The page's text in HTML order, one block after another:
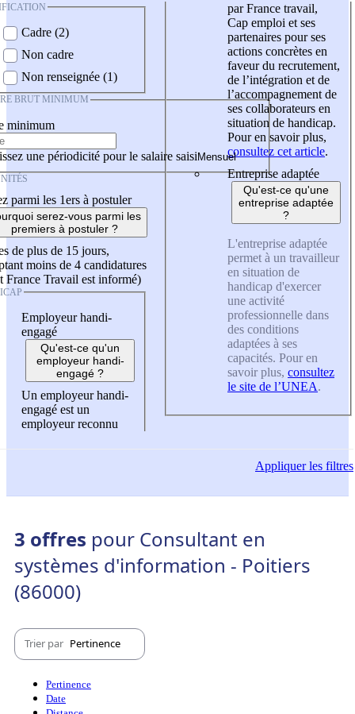
Cadre (2)
Non cadre
Non renseignée (1)
BRUT MINIMUM
minimum
une périodicité pour le salaire saisi
parmi les 1ers à postuler
serez-vous parmi les
premiers à postuler ?
de plus de 15 jours,
moins de 4 candidatures
France Travail est informé)
Employeur handi-
engagé
Qu'est-ce qu'un
employeur handi-
engagé ?
Un employeur handi-
engagé est un
employeur reconnu
par France travail,
Cap emploi et ses
partenaires pour ses
actions concrètes en
faveur du recrutement,
de l’intégration et de
l’accompagnement de
ses collaborateurs en
situation de handicap.
Pour en savoir plus,
consultez cet article.
Entreprise adaptée
Qu'est-ce qu'une
entreprise adaptée
?
L'entreprise adaptée
permet à un travailleur
en situation de
handicap d'exercer
une activité
professionnelle dans
des conditions
adaptées à ses
capacités. Pour en
savoir plus, consultez
le site de l’UNEA.
Appliquerles filtres
3 offres pour Consultant en
systèmes d'information - Poitiers
(86000)
Trier par Pertinence
Pertinence
Date